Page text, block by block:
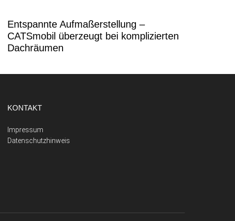
Entspannte Aufmaßerstellung –
CATSmobil überzeugt bei komplizierten
Dachräumen
KONTAKT
Impressum
Datenschutzhinweis